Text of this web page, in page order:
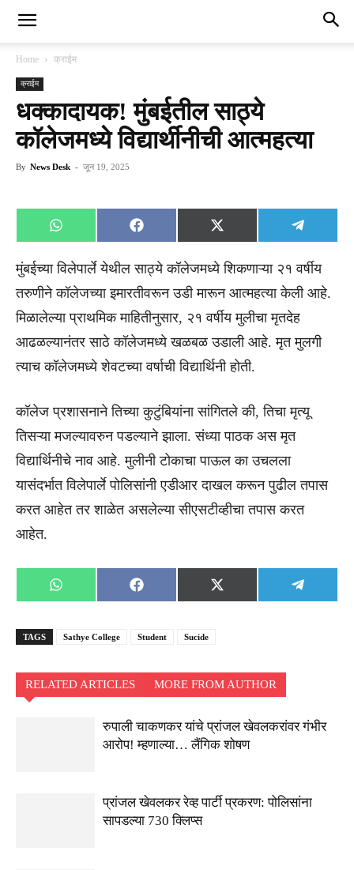
Home क्राईम
क्राईम
धक्कादायक! मुंबईतील साठ्ये
कॉलेजमध्ये विद्यार्थीनीची आत्महत्या
By News Desk - जून 19, 2025
Share
on
WhatsApp
Share
on
Facebook
Share
on
X
(Twitter)
Share
on
मुंबईच्या विलेपार्ले येथील साठ्ये कॉलेजमध्ये शिकणाऱ्या २१ वर्षीय
तरुणीने कॉलेजच्या इमारतीवरून उडी मारून आत्महत्या केली आहे.
मिळालेल्या प्राथमिक माहितीनुसार, २१ वर्षीय मुलीचा मृतदेह
आढळल्यानंतर साठे कॉलेजमध्ये खळबळ उडाली आहे. मृत मुलगी
त्याच कॉलेजमध्ये शेवटच्या वर्षाची विद्यार्थिनी होती.
कॉलेज प्रशासनाने तिच्या कुटुंबियांना सांगितले की, तिचा मृत्यू
तिसऱ्या मजल्यावरुन पडल्याने झाला. संध्या पाठक अस मृत
विद्यार्थिनीचे नाव आहे. मुलीनी टोकाचा पाऊल का उचलला
यासंदर्भात विलेपार्ले पोलिसांनी एडीआर दाखल करून पुढील तपास
करत आहेत तर शाळेत असलेल्या सीएसटीव्हीचा तपास करत
आहेत.
Share
on
WhatsApp
Share
on
Facebook
Share
on
X
(Twitter)
Share
on
TAGS Sathye College Student Sucide
RELATED ARTICLES MORE FROM AUTHOR
रुपाली चाकणकर यांचे प्रांजल खेवलकरांवर गंभीर
आरोप! म्हणाल्या… लैंगिक शोषण
प्रांजल खेवलकर रेव्ह पार्टी प्रकरण: पोलिसांना
सापडल्या 730 क्लिप्स